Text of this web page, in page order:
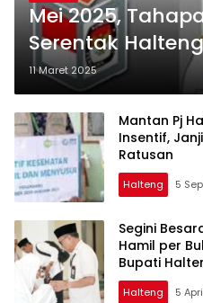
Mei 2025,
Serentak
11 Maret 2025
Mantan Pj
Insentif,
Ratusan
Halteng 5
Segini
Hamil per
Bupati
Halteng 5